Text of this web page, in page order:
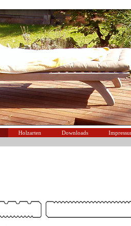
Holzarten Downloads